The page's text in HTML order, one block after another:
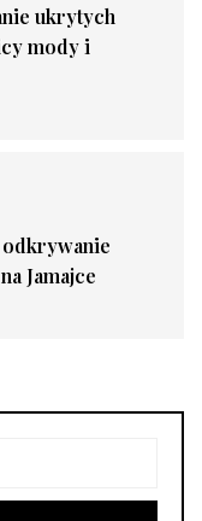
ukrytych
mody i
Jamajce